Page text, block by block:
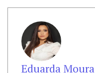
Eduarda Moura